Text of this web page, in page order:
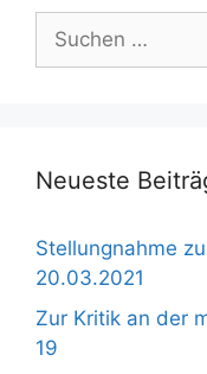
Suchen
nach:
Neueste
Stellungnahme
20.03.2021
Zur Kritik an der
19